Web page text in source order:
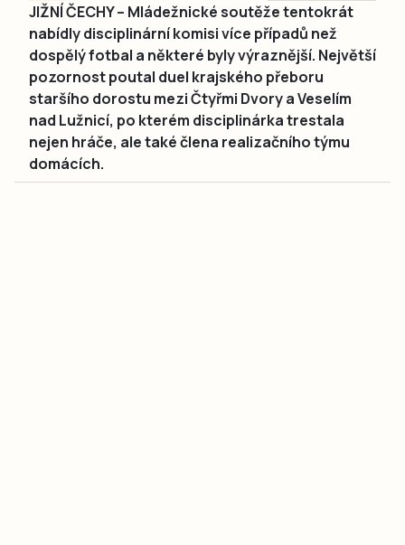
JIŽNÍ ČECHY – Mládežnické soutěže tentokrát
nabídly disciplinární komisi více případů než
dospělý fotbal a některé byly výraznější. Největší
pozornost poutal duel krajského přeboru
staršího dorostu mezi Čtyřmi Dvory a Veselím
nad Lužnicí, po kterém disciplinárka trestala
nejen hráče, ale také člena realizačního týmu
domácích.